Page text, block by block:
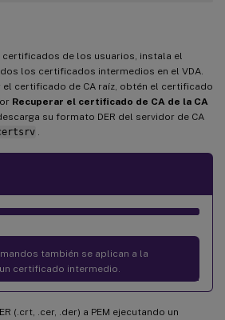
certificados de los usuarios, instala el
los certificados intermedios en el VDA.
el certificado de CA raíz, obtén el certificado
Recuperar el certificado de CA de la CA
descarga su formato DER del servidor de CA
también se aplican a la
certificado intermedio.
(.crt, .cer, .der) a PEM ejecutando un